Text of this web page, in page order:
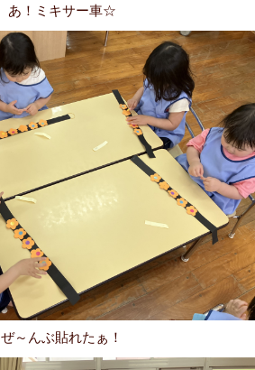
あ！ミキサー車☆
ぜ～んぶ貼れたぁ！